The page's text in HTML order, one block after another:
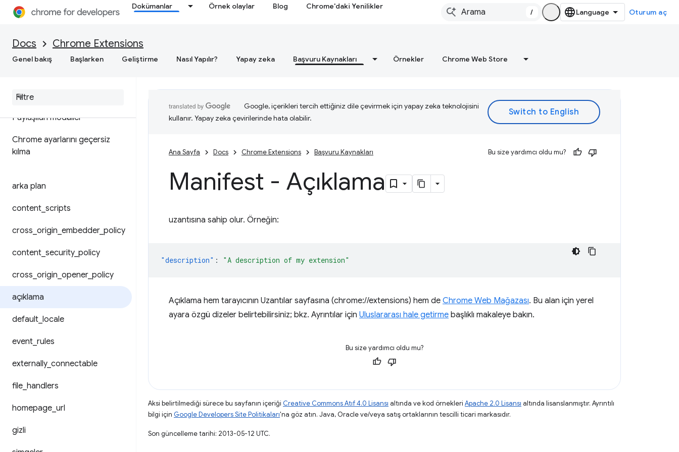
Dokümanlar Örnek olaylar Blog Chrome'daki Yenilikler
/ Oturum aç
Docs Chrome Extensions
Genel bakış Başlarken Geliştirme Nasıl Yapılır? Yapay zeka Başvuru Kaynakları Örnekler Chrome Web Store
Manifest dosyası biçimi
Paylaşılan modüller
Chrome ayarlarını geçersiz
kılma
arka plan
content scripts
cross origin embedder_ policy
content security_ policy
cross origin opener_ policy
açıklama
default locale
event rules
externally_ connectable
file handlers
homepage url
gizli
Google, içerikleri tercih ettiğiniz dile çevirmek için yapay zeka teknolojisini
kullanır. Yapay zeka çevirilerinde hata olabilir.
Ana Sayfa Docs Chrome Extensions Başvuru Kaynakları Bu size yardımcı oldu mu?
Manifest - Açıklama
uzantısına sahip olur. Örneğin:
"description" : "A description of my extension"
Açıklama hem tarayıcının Uzantılar sayfasına (chrome://extensions) hem de Chrome Web Mağazası. Bu alan için yerel
ayara özgü dizeler belirtebilirsiniz; bkz. Ayrıntılar için Uluslararası hale getirme başlıklı makaleye bakın.
Bu size yardımcı oldu mu?
Aksi belirtilmediği sürece bu sayfanın içeriği Creative Commons Atıf 4.0 Lisansı altında ve kod örnekleri Apache 2.0 Lisansı altında lisanslanmıştır. Ayrıntılı
bilgi için Google Developers Site Politikaları'na göz atın. Java, Oracle ve/veya satış ortaklarının tescilli ticari markasıdır.
Son güncelleme tarihi: 2013-05-12 UTC.